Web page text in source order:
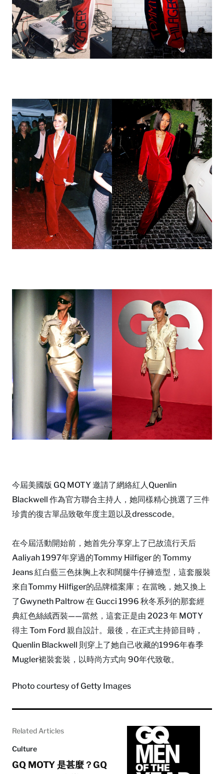
今屆美國版 GQ MOTY 邀請了網絡紅人Quenlin
Blackwell 作為官方聯合主持人，她同樣精心挑選了三件
珍貴的復古單品致敬年度主題以及dresscode。
在今屆活動開始前，她首先分享穿上了已故流行天后
Aaliyah 1997年穿過的Tommy Hilfiger 的 Tommy
Jeans 紅白藍三色抹胸上衣和闊腿牛仔褲造型，這套服裝
來自Tommy Hilfiger的品牌檔案庫；在當晚，她又換上
了Gwyneth Paltrow 在 Gucci 1996 秋冬系列的那套經
典紅色絲絨西裝——當然，這套正是由 2023 年 MOTY
得主 Tom Ford 親自設計。最後，在正式主持節目時，
Quenlin Blackwell 則穿上了她自己收藏的1996年春季
Mugler裙裝套裝，以時尚方式向 90年代致敬。
Photo courtesy of Getty Images
Related Articles
Culture
GQ MOTY 是甚麼？GQ